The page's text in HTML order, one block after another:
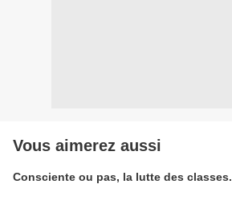
Vous aimerez aussi
Consciente ou pas, la lutte des classes.